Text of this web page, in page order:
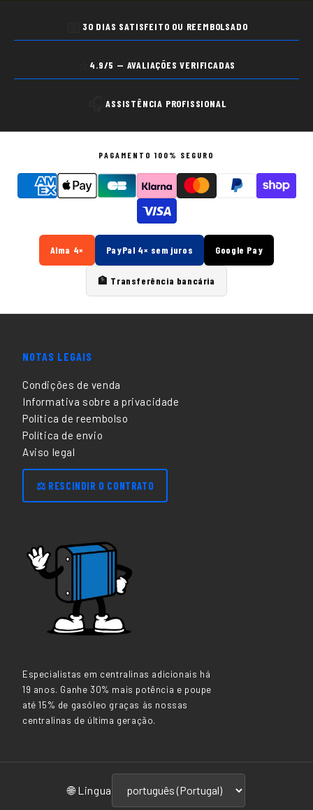
30 DIAS SATISFEITO OU REEMBOLSADO
4.9/5 — AVALIAÇÕES VERIFICADAS
🎧ASSISTÊNCIA PROFISSIONAL
PAGAMENTO 100% SEGURO
Alma 4× PayPal 4× sem juros Google Pay
🏦 Transferência bancária
NOTAS LEGAIS
Condições de venda
Informativa sobre a privacidade
Política de reembolso
Política de envio
Aviso legal
⚖️ RESCINDIR O CONTRATO
Especialistas em centralinas adicionais há
19 anos. Ganhe 30% mais potência e poupe
até 15% de gasóleo graças às nossas
centralinas de última geração.
🌐 Lingua